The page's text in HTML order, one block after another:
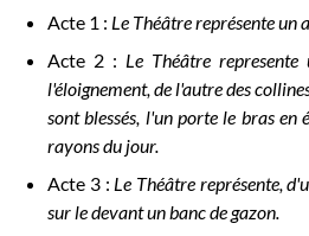
Acte 1 : Le Théâtre représente un
Acte 2 : Le Théâtre
l'éloignement, de l'autre des
sont blessés, l'un porte le bras en
rayons du jour.
Acte 3 : Le Théâtre représente,
sur le devant un banc de gazon.